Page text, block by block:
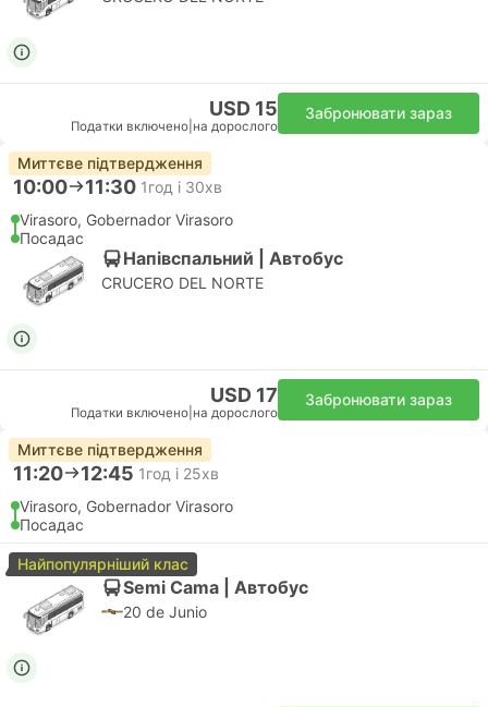
USD 15
Податки включено на дорослого
Забронювати зараз
Миттєве підтвердження
10:00 11:30 1год і 30хв
Virasoro, Gobernador Virasoro
Посадас
Напівспальний | Автобус
CRUCERO DEL NORTE
USD 17
Податки включено на дорослого
Забронювати зараз
Миттєве підтвердження
11:20 12:45 1год і 25хв
Virasoro, Gobernador Virasoro
Посадас
Найпопулярніший клас
Semi Cama | Автобус
20 de Junio